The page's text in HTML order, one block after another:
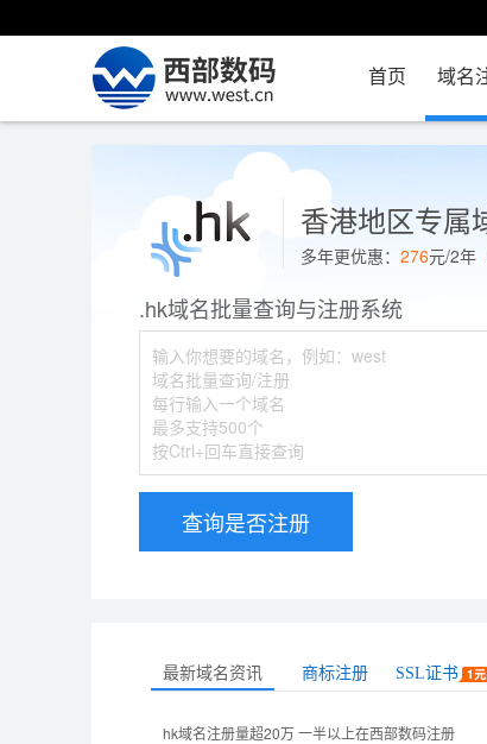
首页 域名
香港地区专属
多年更优惠： 276元/2年
.hk域名批量查询与注册系统
查询是否注册
最新域名资讯 商标注册 SSL证书
hk域名注册量超20万 一半以上在西部数码注册